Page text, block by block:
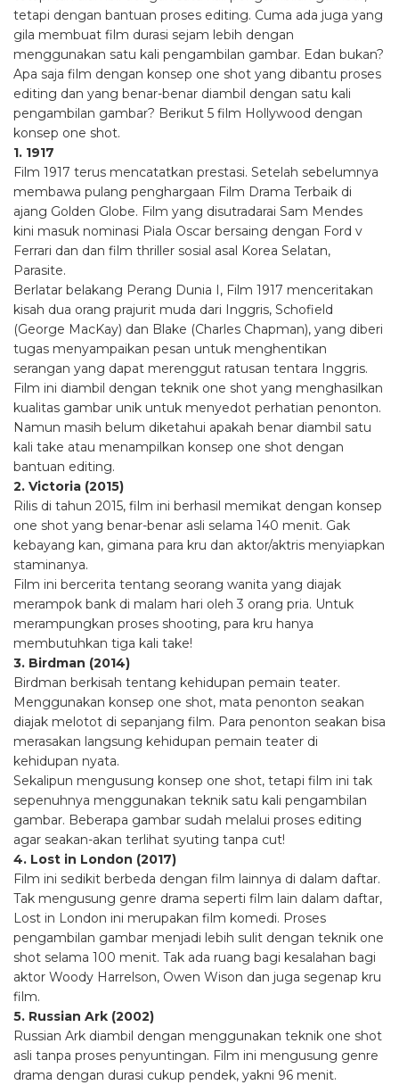
tetapi dengan bantuan proses editing. Cuma ada juga yang
gila membuat film durasi sejam lebih dengan
menggunakan satu kali pengambilan gambar. Edan bukan?
Apa saja film dengan konsep one shot yang dibantu proses
editing dan yang benar-benar diambil dengan satu kali
pengambilan gambar? Berikut 5 film Hollywood dengan
konsep one shot.
1. 1917
Film 1917 terus mencatatkan prestasi. Setelah sebelumnya
membawa pulang penghargaan Film Drama Terbaik di
ajang Golden Globe. Film yang disutradarai Sam Mendes
kini masuk nominasi Piala Oscar bersaing dengan Ford v
Ferrari dan dan film thriller sosial asal Korea Selatan,
Parasite.
Berlatar belakang Perang Dunia I, Film 1917 menceritakan
kisah dua orang prajurit muda dari Inggris, Schofield
(George MacKay) dan Blake (Charles Chapman), yang diberi
tugas menyampaikan pesan untuk menghentikan
serangan yang dapat merenggut ratusan tentara Inggris.
Film ini diambil dengan teknik one shot yang menghasilkan
kualitas gambar unik untuk menyedot perhatian penonton.
Namun masih belum diketahui apakah benar diambil satu
kali take atau menampilkan konsep one shot dengan
bantuan editing.
2. Victoria (2015)
Rilis di tahun 2015, film ini berhasil memikat dengan konsep
one shot yang benar-benar asli selama 140 menit. Gak
kebayang kan, gimana para kru dan aktor/aktris menyiapkan
staminanya.
Film ini bercerita tentang seorang wanita yang diajak
merampok bank di malam hari oleh 3 orang pria. Untuk
merampungkan proses shooting, para kru hanya
membutuhkan tiga kali take!
3. Birdman (2014)
Birdman berkisah tentang kehidupan pemain teater.
Menggunakan konsep one shot, mata penonton seakan
diajak melotot di sepanjang film. Para penonton seakan bisa
merasakan langsung kehidupan pemain teater di
kehidupan nyata.
Sekalipun mengusung konsep one shot, tetapi film ini tak
sepenuhnya menggunakan teknik satu kali pengambilan
gambar. Beberapa gambar sudah melalui proses editing
agar seakan-akan terlihat syuting tanpa cut!
4. Lost in London (2017)
Film ini sedikit berbeda dengan film lainnya di dalam daftar.
Tak mengusung genre drama seperti film lain dalam daftar,
Lost in London ini merupakan film komedi. Proses
pengambilan gambar menjadi lebih sulit dengan teknik one
shot selama 100 menit. Tak ada ruang bagi kesalahan bagi
aktor Woody Harrelson, Owen Wison dan juga segenap kru
film.
5. Russian Ark (2002)
Russian Ark diambil dengan menggunakan teknik one shot
asli tanpa proses penyuntingan. Film ini mengusung genre
drama dengan durasi cukup pendek, yakni 96 menit.